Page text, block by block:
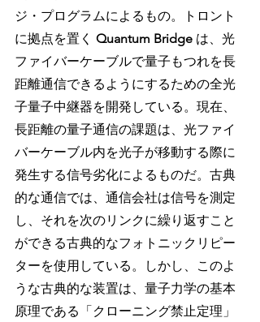
ジ・プログラムによるもの。トロント
に拠点を置く Quantum Bridge は、光
ファイバーケーブルで量子もつれを長
距離通信できるようにするための全光
子量子中継器を開発している。現在、
長距離の量子通信の課題は、光ファイ
バーケーブル内を光子が移動する際に
発生する信号劣化によるものだ。古典
的な通信では、通信会社は信号を測定
し、それを次のリンクに繰り返すこと
ができる古典的なフォトニックリピー
ターを使用している。しかし、このよ
うな古典的な装置は、量子力学の基本
原理である「クローニング禁止定理」